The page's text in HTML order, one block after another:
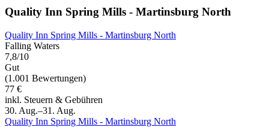
Quality Inn Spring Mills - Martinsburg North
Quality Inn Spring Mills - Martinsburg North
Falling Waters
7,8/10
Gut
(1.001 Bewertungen)
77 €
inkl. Steuern & Gebühren
30. Aug.–31. Aug.
Quality Inn Spring Mills - Martinsburg North